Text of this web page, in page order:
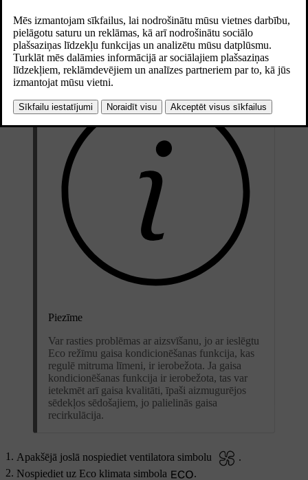
Atjaunināts 04.04.2025
Ja darbojas Eco klimata funkcija, apsildes, dzesēšanas un gaisa
kondicionēšanas funkcijas ir ierobežotas.
Piezīme
Var rasties problēmas ar aizsvīšanu, jo ar ieslēgtu
Eco režīmu gaisa kondicionēšanas funkcija, kas
regulē mitruma līmeni, ir ierobežota. Ja gaisa
kondicionēšanas funkcija ir ierobežota, tas var
ietekmēt arī gaisa kvalitāti, īpaši aizmugurējos
sēdekļos sēdošajiem, jo palielinās gaisa
recirkulācija.
Apakšējā joslā nospiediet ventilatora simbolu
Nospiediet uz Eco klimata simbola